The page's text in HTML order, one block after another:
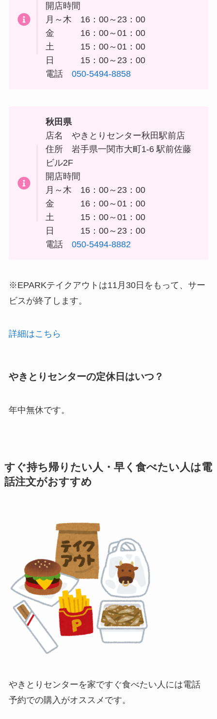
開店時間
月～木 16：00～23：00
金 16：00～01：00
土 15：00～01：00
日 15：00～23：00
電話050-5494-8858
秋田県
店名 やきとりセンター秋田駅前店
住所岩手県一関市大町1-6 駅前佐藤
ビル2F
開店時間
月～木 16：00～23：00
金 16：00～01：00
土 15：00～01：00
日 15：00～23：00
電話050-5494-8882
※EPARKテイクアウトは11月30日をもって、サー
ビスが終了します。
詳細はこちら
やきとりセンターの定休日はいつ？
年中無休です。
すぐ持ち帰りたい人・早く食べたい人は電
話注文がおすすめ
やきとりセンターを家ですぐ食べたい人には電話
予約での購入がオススメです。